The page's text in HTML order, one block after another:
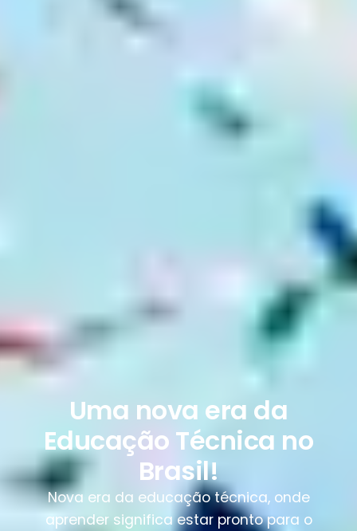
Uma nova era da
Educação Técnica no
Brasil!
Nova era da educação técnica, onde
aprender significa estar pronto para o